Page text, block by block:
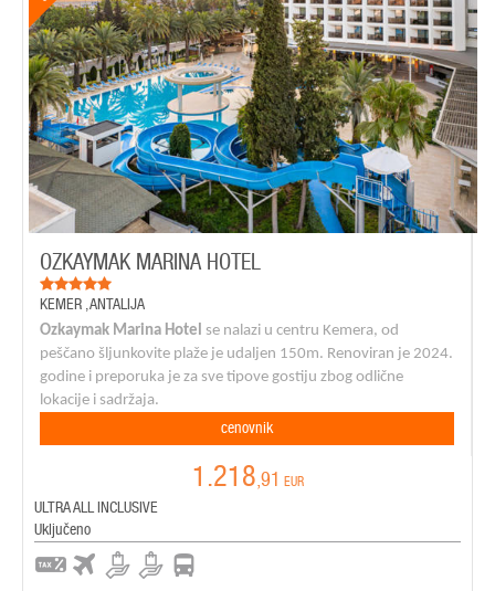
OZKAYMAK MARINA HOTEL
KEMER ,ANTALIJA
Ozkaymak Marina Hotel se nalazi u centru Kemera, od
peščano šljunkovite plaže je udaljen 150m. Renoviran je 2024.
godine i preporuka je za sve tipove gostiju zbog odlične
lokacije i sadržaja.
cenovnik
1.218,91 EUR
ULTRA ALL INCLUSIVE
Uključeno